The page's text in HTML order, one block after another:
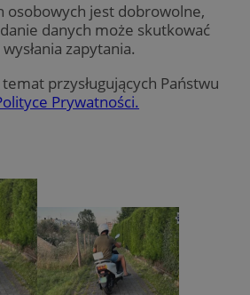
osobowych jest dobrowolne,
danych może skutkować
zapytania.
przysługujących Państwu
Prywatności.